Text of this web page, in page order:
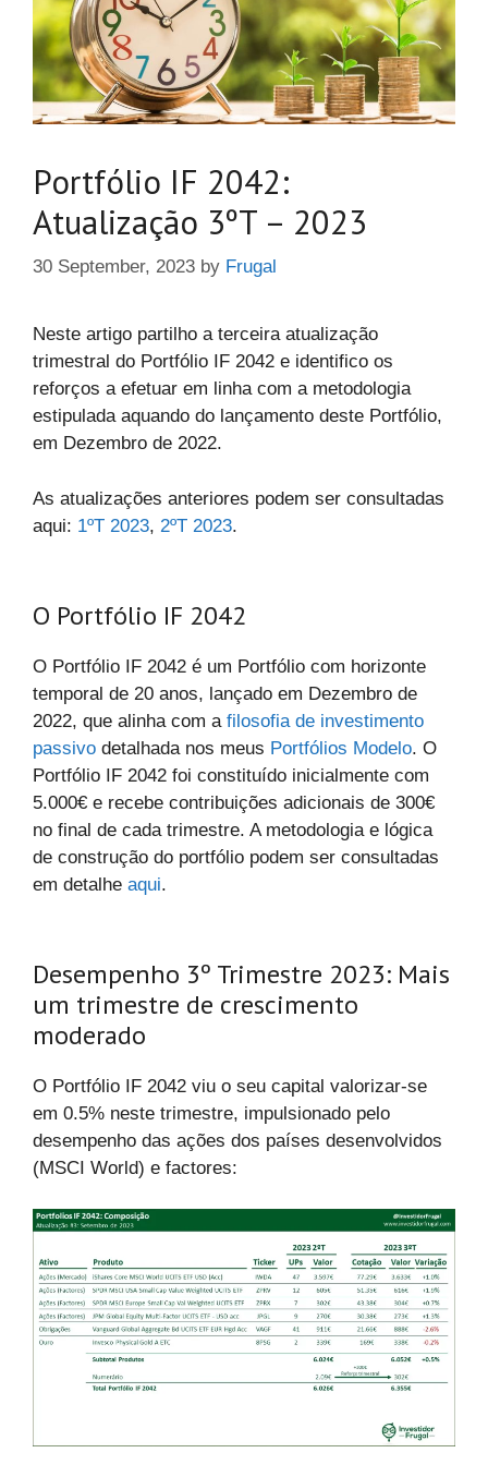
Portfólio IF 2042:
Atualização 3ºT – 2023
30 September, 2023 by Frugal
Neste artigo partilho a terceira atualização
trimestral do Portfólio IF 2042 e identifico os
reforços a efetuar em linha com a metodologia
estipulada aquando do lançamento deste Portfólio,
em Dezembro de 2022.
As atualizações anteriores podem ser consultadas
aqui: 1ºT 2023, 2ºT 2023.
O Portfólio IF 2042
O Portfólio IF 2042 é um Portfólio com horizonte
temporal de 20 anos, lançado em Dezembro de
2022, que alinha com a filosofia de investimento
passivo detalhada nos meus Portfólios Modelo. O
Portfólio IF 2042 foi constituído inicialmente com
5.000€ e recebe contribuições adicionais de 300€
no final de cada trimestre. A metodologia e lógica
de construção do portfólio podem ser consultadas
em detalhe aqui.
Desempenho 3º Trimestre 2023: Mais
um trimestre de crescimento
moderado
O Portfólio IF 2042 viu o seu capital valorizar-se
em 0.5% neste trimestre, impulsionado pelo
desempenho das ações dos países desenvolvidos
(MSCI World) e factores: